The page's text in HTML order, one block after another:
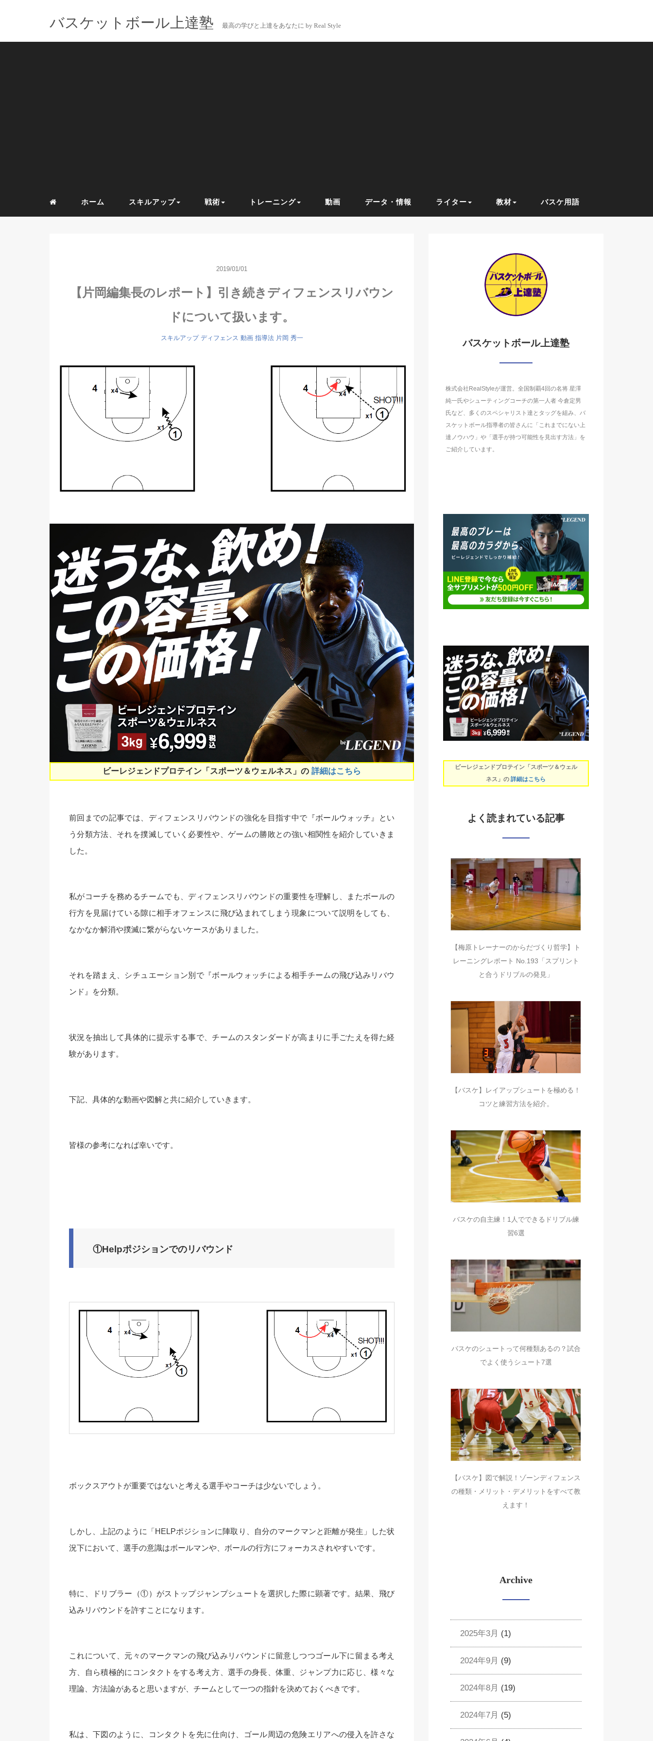
バスケットボール上達塾 最高の学びと上達をあなたに by Real Style
ホーム スキルアップ 戦術 トレーニング 動画 データ・情報 ライター 教材 バスケ用語
2019/01/01
【片岡編集長のレポート】引き続きディフェンスリバウン
ドについて扱います。
スキルアップ ディフェンス 動画 指導法 片岡 秀一
ビーレジェンドプロテイン「スポーツ＆ウェルネス」の 詳細はこちら
前回までの記事では、ディフェンスリバウンドの強化を目指す中で『ボールウォッチ』とい
う分類方法、それを撲滅していく必要性や、ゲームの勝敗との強い相関性を紹介していきま
した。
私がコーチを務めるチームでも、ディフェンスリバウンドの重要性を理解し、またボールの
行方を見届けている隙に相手オフェンスに飛び込まれてしまう現象について説明をしても、
なかなか解消や撲滅に繋がらないケースがありました。
それを踏まえ、シチュエーション別で『ボールウォッチによる相手チームの飛び込みリバウ
ンド』を分類。
状況を抽出して具体的に提示する事で、チームのスタンダードが高まりに手ごたえを得た経
験があります。
下記、具体的な動画や図解と共に紹介していきます。
皆様の参考になれば幸いです。
①Helpポジションでのリバウンド
ボックスアウトが重要ではないと考える選手やコーチは少ないでしょう。
しかし、上記のように「HELPポジションに陣取り、自分のマークマンと距離が発生」した状
況下において、選手の意識はボールマンや、ボールの行方にフォーカスされやすいです。
特に、ドリブラー（①）がストップジャンプシュートを選択した際に顕著です。結果、飛び
込みリバウンドを許すことになります。
これについて、元々のマークマンの飛び込みリバウンドに留意しつつゴール下に留まる考え
方、自ら積極的にコンタクトをする考え方、選手の身長、体重、ジャンプ力に応じ、様々な
理論、方法論があると思いますが、チームとして一つの指針を決めておくべきです。
私は、下図のように、コンタクトを先に仕向け、ゴール周辺の危険エリアへの侵入を許さな
バスケットボール上達塾
株式会社RealStyleが運営。全国制覇4回の名将 星澤
純一氏やシューティングコーチの第一人者 今倉定男
氏など、多くのスペシャリスト達とタッグを組み、バ
スケットボール指導者の皆さんに「これまでにない上
達ノウハウ」や「選手が持つ可能性を見出す方法」を
ご紹介しています。
ビーレジェンドプロテイン「スポーツ＆ウェル
ネス」の詳細はこちら
よく読まれている記事
【梅原トレーナーのからだづくり哲学】ト
レーニングレポート No.193「スプリント
と合うドリブルの発見」
【バスケ】レイアップシュートを極める！
コツと練習方法を紹介。
バスケの自主練！1人でできるドリブル練
習6選
バスケのシュートって何種類あるの？試合
でよく使うシュート7選
【バスケ】図で解説！ゾーンディフェンス
の種類・メリット・デメリットをすべて教
えます！
Archive
2025年3月 (1)
2024年9月 (9)
2024年8月 (19)
2024年7月 (5)